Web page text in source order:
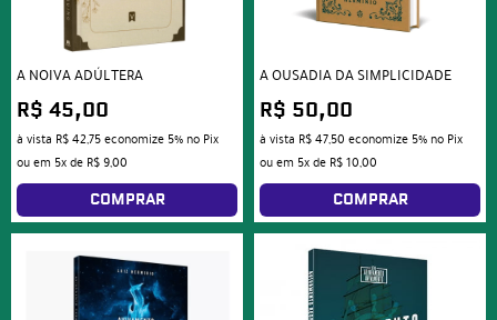
A NOIVA ADÚLTERA
R$ 45,00
à vista R$ 42,75economize 5% no Pix
ou em 5xde R$ 9,00
COMPRAR
A OUSADIA DA SIMPLICIDADE
R$ 50,00
à vista R$ 47,50 economize 5% no Pix
ou em 5xde R$ 10,00
COMPRAR